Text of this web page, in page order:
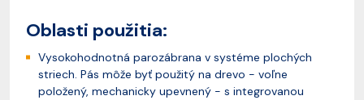
Oblasti použitia:
Vysokohodnotná parozábrana v systéme plochých
striech. Pás môže byť použitý na drevo - voľne
položený, mechanicky upevnený - s integrovanou